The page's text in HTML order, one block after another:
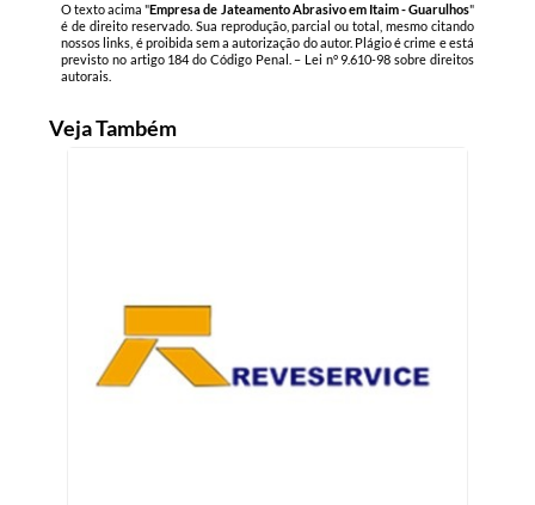
O texto acima "Empresa de Jateamento Abrasivo em Itaim - Guarulhos"
é de direito reservado. Sua reprodução, parcial ou total, mesmo citando
nossos links, é proibida sem a autorização do autor. Plágio é crime e está
previsto no artigo 184 do Código Penal. – Lei n° 9.610-98 sobre direitos
autorais
Veja Também